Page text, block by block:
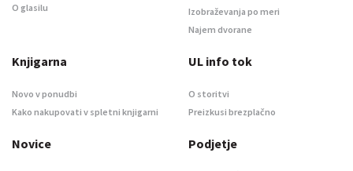
O glasilu
Izobraževanja po meri
Najem dvorane
Knjigarna
Novo v ponudbi
Kako nakupovati v spletni knjigarni
UL info tok
O storitvi
Preizkusi brezplačno
Novice Podjetje